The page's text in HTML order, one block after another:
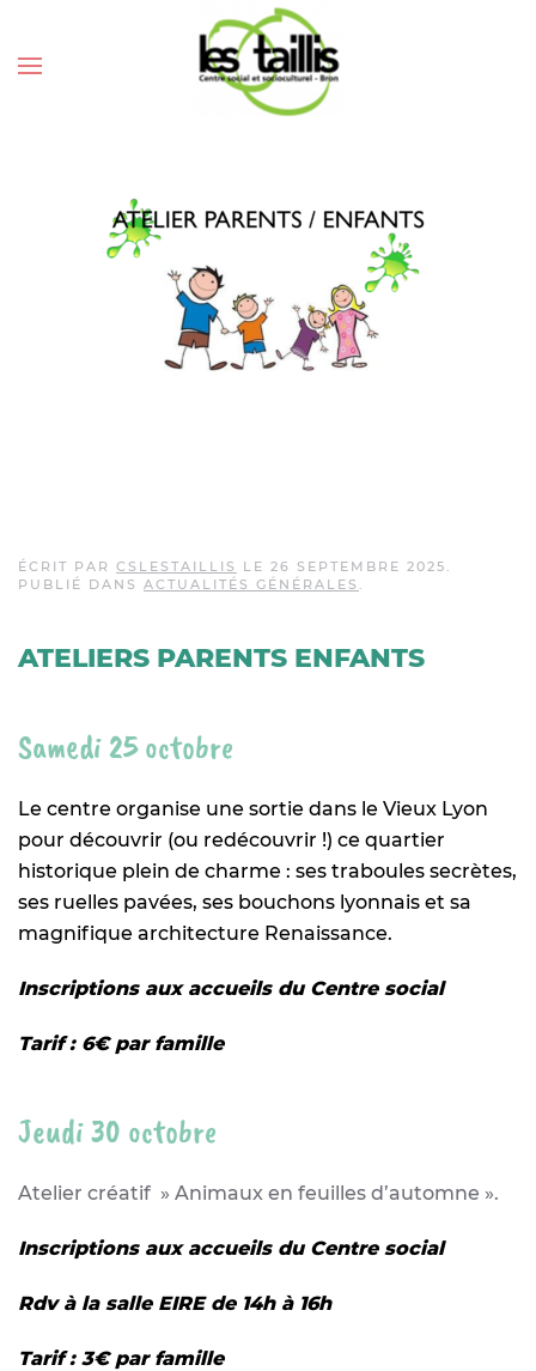
ÉCRIT PAR CSLESTAILLIS LE 26 SEPTEMBRE 2025 .
PUBLIÉ DANS ACTUALITÉS GÉNÉRALES .
ATELIERS PARENTS ENFANTS
Samedi 25 octobre
Le centre organise une sortie dans le Vieux Lyon
pour découvrir (ou redécouvrir !) ce quartier
historique plein de charme : ses traboules secrètes,
ses ruelles pavées, ses bouchons lyonnais et sa
magnifique architecture Renaissance.
Inscriptions aux accueils du Centre social
Tarif : 6€ par famille
Jeudi 30 octobre
Atelier créatif » Animaux en feuilles d’automne ».
Inscriptions aux accueils du Centre social
Rdv à la salle EIRE de 14h à 16h
Tarif : 3€ par famille